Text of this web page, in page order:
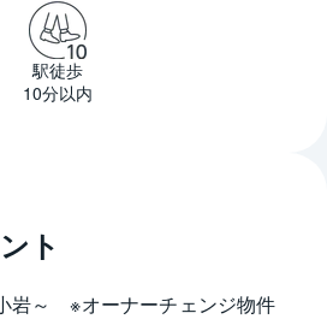
駅徒歩
10分以内
ト
岩～　※オーナーチェンジ物件